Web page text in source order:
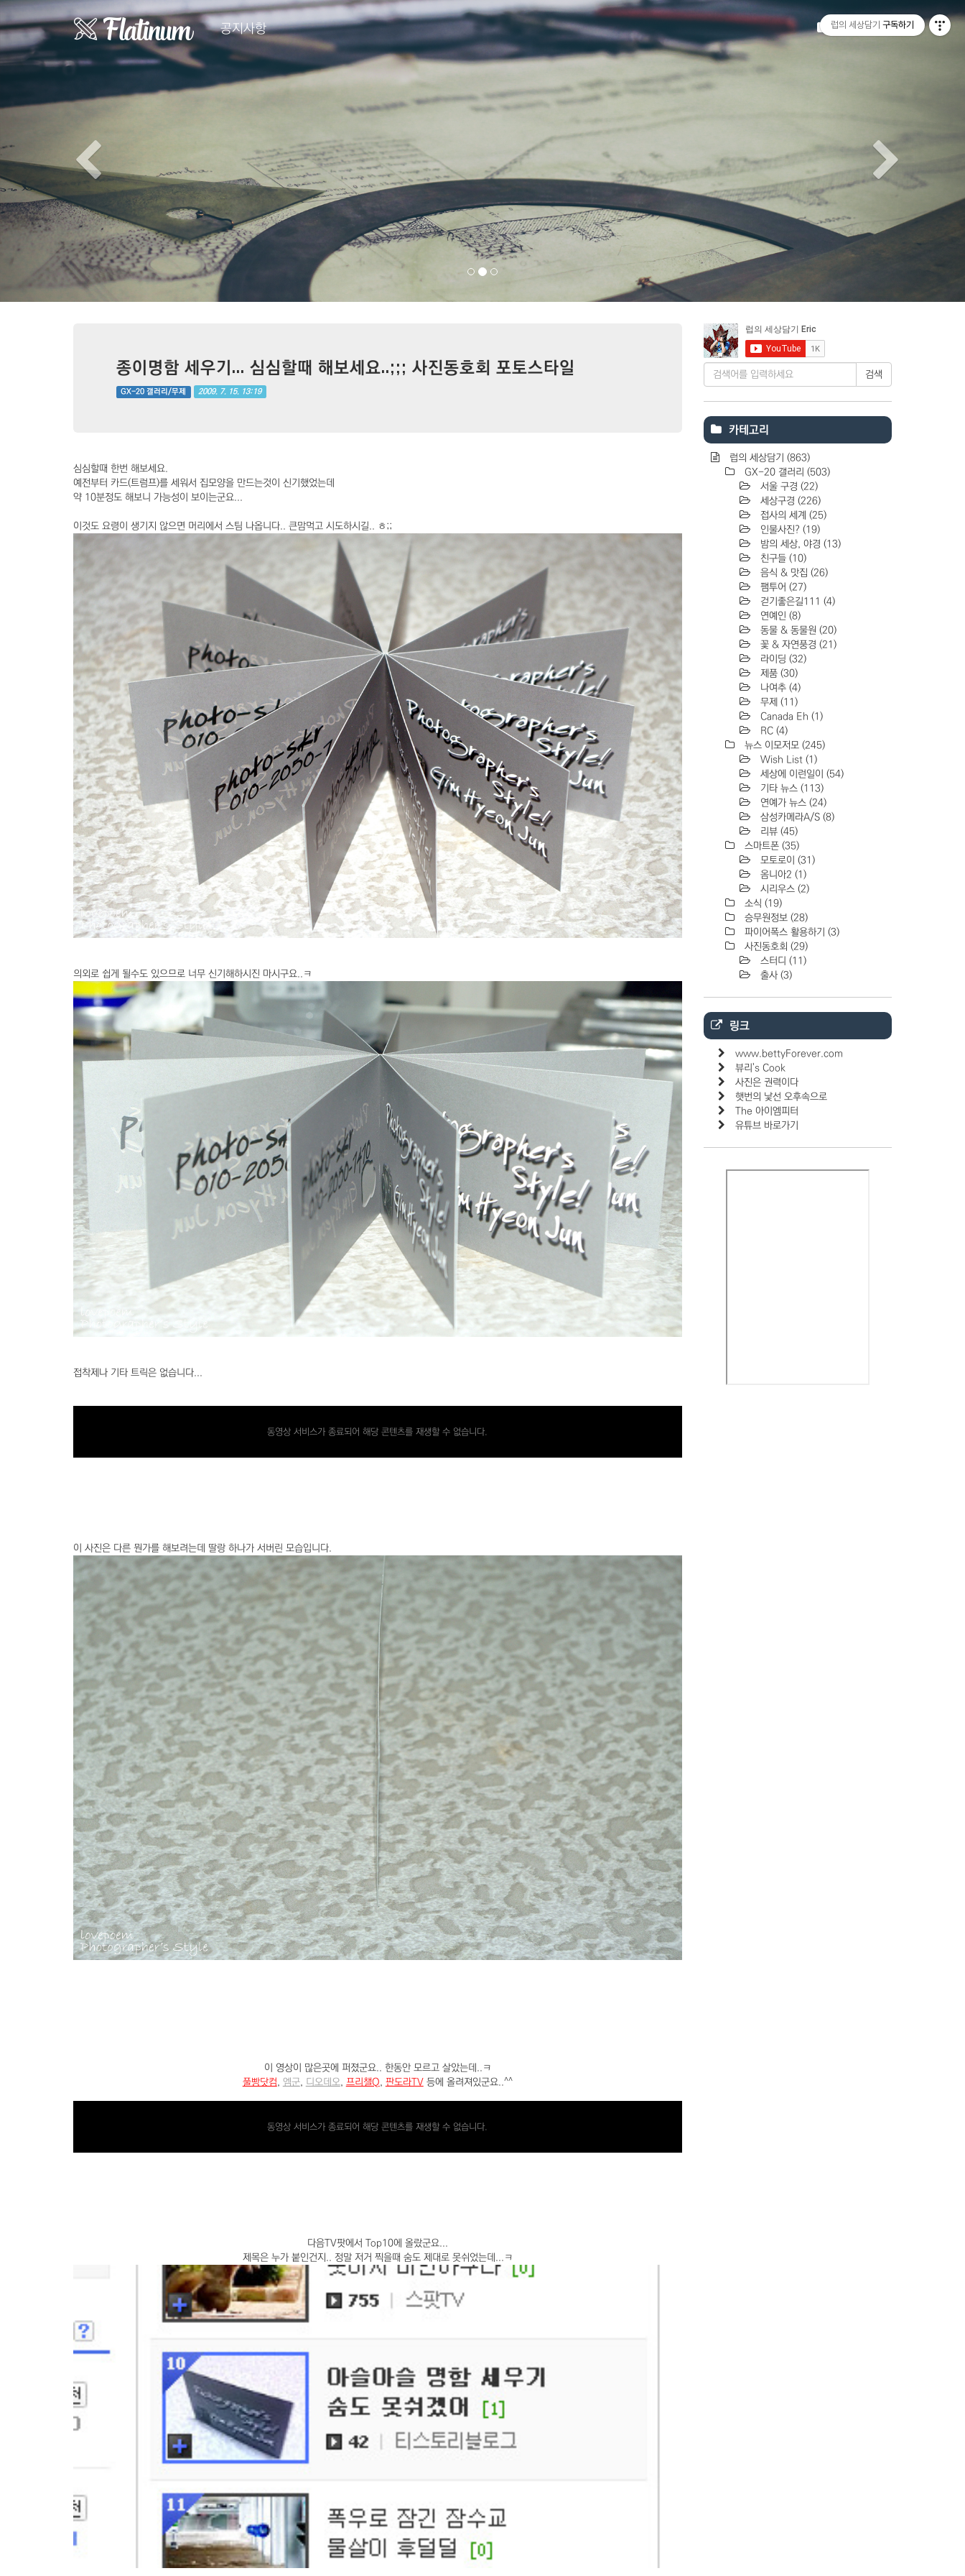
공지사항 Tistory
Previous Next
종이명함 세우기... 심심할때 해보세요..;;; 사진동호회 포토스타일
GX-20 갤러리/무제 2009. 7. 15. 13:19
심심할때 한번 해보세요.
예전부터 카드(트럼프)를 세워서 집모양을 만드는것이 신기했었는데
약 10분정도 해보니 가능성이 보이는군요...
이것도 요령이 생기지 않으면 머리에서 스팀 나옵니다.. 큰맘먹고 시도하시길.. ㅎ;;
의외로 쉽게 될수도 있으므로 너무 신기해하시진 마시구요..ㅋ
접착제나 기타 트릭은 없습니다...
동영상 서비스가 종료되어 해당 콘텐츠를 재생할 수 없습니다.
이 사진은 다른 뭔가를 해보려는데 딸랑 하나가 서버린 모습입니다.
이 영상이 많은곳에 퍼졌군요.. 한동안 모르고 살았는데..ㅋ
풀빵닷컴, 엠군, 디오데오, 프리챌Q, 판도라TV등에 올려져있군요..^^
동영상 서비스가 종료되어 해당 콘텐츠를 재생할 수 없습니다.
다음TV팟에서 Top10에 올랐군요...
제목은 누가 붙인건지.. 정말 저거 찍을때 숨도 제대로 못쉬었는데...ㅋ
검색
카테고리
럽의 세상담기 (863)
GX-20 갤러리 (503)
서울 구경 (22)
세상구경 (226)
접사의 세계 (25)
인물사진? (19)
밤의 세상, 야경 (13)
친구들 (10)
음식 & 맛집 (26)
팸투어 (27)
걷기좋은길111 (4)
연예인 (8)
동물 & 동물원 (20)
꽃 & 자연풍경 (21)
라이딩 (32)
제품 (30)
나여추 (4)
무제 (11)
Canada Eh (1)
RC (4)
뉴스 이모저모 (245)
Wish List (1)
세상에 이런일이 (54)
기타 뉴스 (113)
연예가 뉴스 (24)
삼성카메라A/S (8)
리뷰 (45)
스마트폰 (35)
모토로이 (31)
옴니아2 (1)
시리우스 (2)
소식 (19)
승무원정보 (28)
파이어폭스 활용하기 (3)
사진동호회 (29)
스터디 (11)
출사 (3)
링크
www.bettyForever.com
뷰리's Cook
사진은 권력이다
햇번의 낯선 오후속으로
The 아이엠피터
유튜브 바로가기
티스토리툴바 럽의 세상담기 구독하기